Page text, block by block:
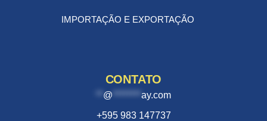
IMPORTAÇÃO E EXPORTAÇÃO
CONTATO
@ ******** ay.com
+595 983 147737